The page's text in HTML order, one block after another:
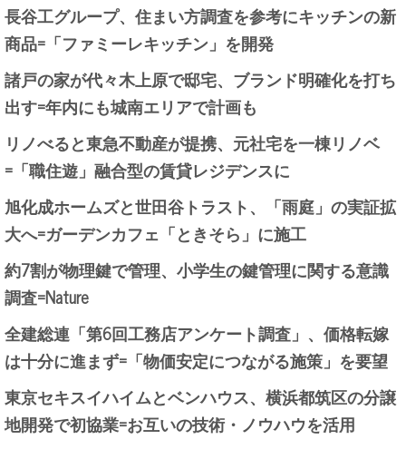
長谷工グループ、住まい方調査を参考にキッチンの新
商品=「ファミーレキッチン」を開発
諸戸の家が代々木上原で邸宅、ブランド明確化を打ち
出す=年内にも城南エリアで計画も
リノべると東急不動産が提携、元社宅を一棟リノベ
=「職住遊」融合型の賃貸レジデンスに
旭化成ホームズと世田谷トラスト、「雨庭」の実証拡
大へ=ガーデンカフェ「ときそら」に施工
約7割が物理鍵で管理、小学生の鍵管理に関する意識
調査=Nature
全建総連「第6回工務店アンケート調査」、価格転嫁
は十分に進まず=「物価安定につながる施策」を要望
東京セキスイハイムとベンハウス、横浜都筑区の分譲
地開発で初協業=お互いの技術・ノウハウを活用